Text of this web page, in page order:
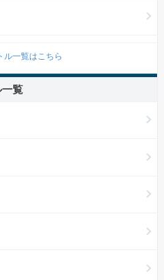
一覧はこちら
一覧